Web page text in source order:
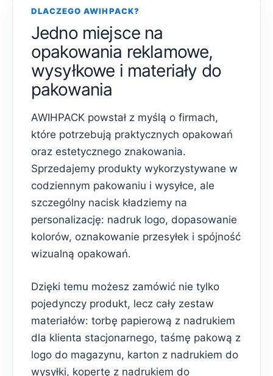
DLACZEGO AWIHPACK?
Jedno miejsce na
opakowania reklamowe,
wysyłkowe i materiały do
pakowania
AWIHPACK powstał z myślą o firmach,
które potrzebują praktycznych opakowań
oraz estetycznego znakowania.
Sprzedajemy produkty wykorzystywane w
codziennym pakowaniu i wysyłce, ale
szczególny nacisk kładziemy na
personalizację: nadruk logo, dopasowanie
kolorów, oznakowanie przesyłek i spójność
wizualną opakowań.
Dzięki temu możesz zamówić nie tylko
pojedynczy produkt, lecz cały zestaw
materiałów: torbę papierową z nadrukiem
dla klienta stacjonarnego, taśmę pakową z
logo do magazynu, karton z nadrukiem do
wysyłki, kopertę z nadrukiem do